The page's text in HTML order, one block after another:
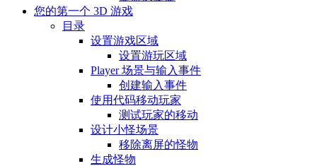
您的第一个 3D 游戏
目录
设置游戏区域
设置游玩区域
Player 场景与输入事件
创建输入事件
使用代码移动玩家
测试玩家的移动
设计小怪场景
移除离屏的怪物
生成怪物